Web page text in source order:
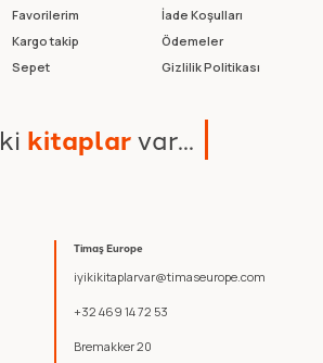
Timaş Europe
iyikikitaplarvar@timaseurope.com
+32 469 14 72 53
Bremakker 20
Favorilerim
Kargo takip
Sepet
İade Koşulları
Ödemeler
Gizlilik Politikası
ki kitaplarvar...